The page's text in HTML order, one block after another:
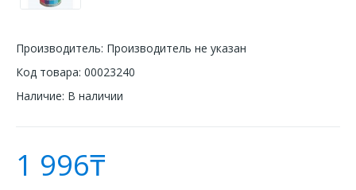
Производитель: Производитель не указан
Код товара: 00023240
Наличие: В наличии
1 996₸